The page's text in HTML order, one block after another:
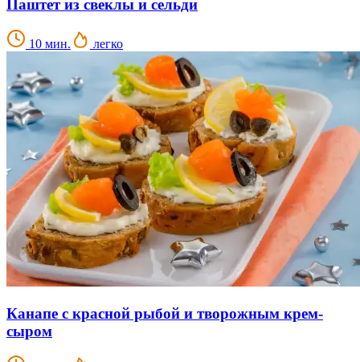
Паштет из свеклы и сельди
10 мин. легко
Канапе с красной рыбой и творожным крем-
сыром